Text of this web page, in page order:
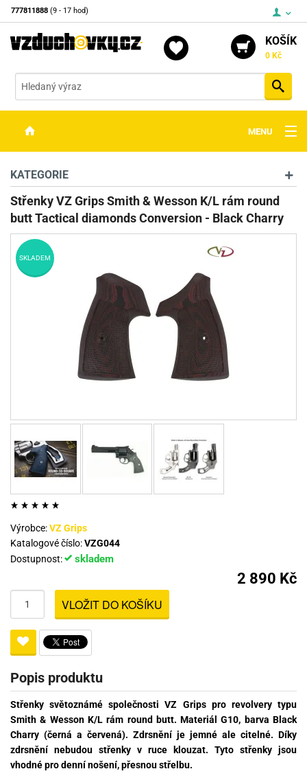
777811888 (9 - 17 hod)
KOŠÍK
0 Kč
MENU
OPTIKA
STŘELIVO
PŘÍSLUŠENSTVÍ
DETEKTORY KOVŮ
KATEGORIE
Střenky VZ Grips Smith & Wesson K/L rám round
butt Tactical diamonds Conversion - Black Charry
SKLADEM
Výrobce:VZ Grips
Katalogové číslo:VZG044
Dostupnost:
skladem
2 890 Kč
VLOŽIT DO KOŠÍKU
Popis produktu
Střenky světoznámé společnosti VZ Grips pro revolvery typu
Smith & Wesson K/L rám round butt. Materiál G10, barva Black
Charry (černá a červená). Zdrsnění je jemné ale citelné. Díky
zdrsnění nebudou střenky v ruce klouzat. Tyto střenky jsou
vhodné pro denní nošení, přesnou střelbu.